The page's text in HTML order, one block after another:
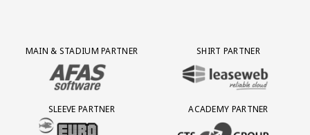
Partner Logos Grid
MAIN & STADIUM PARTNER
BEZOEK ONZE MAIN & STADIUM PARTNER AFAS SOFTWARE
SHIRT PARTNER
BEZOEK ONZE SHIRT PARTNER
SLEEVE PARTNER
BEZOEK ONZE SLEEVE PARTNER EUROJACKPOT
ACADEMY PARTNER
BEZOEK ONZE ACADEMY